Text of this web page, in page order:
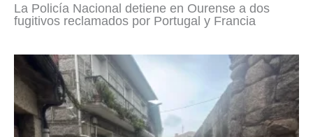
La Policía Nacional detiene en Ourense a dos
fugitivos reclamados por Portugal y Francia